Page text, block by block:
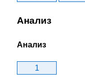
Анализ
Анализ
1